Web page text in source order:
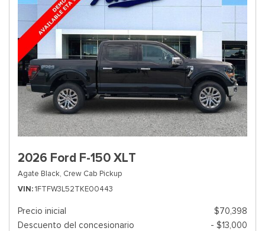
2026 Ford F-150 XLT
Agate Black, Crew Cab Pickup
VIN 1FTFW3L52TKE00443
Precio inicial
$70,398
Descuento del concesionario
- $13,000